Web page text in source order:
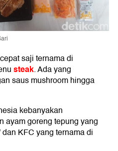
saji ternama di
steak. Ada yang
saus mushroom hingga
kebanyakan
ayam goreng tepung yang
KFC yang ternama di